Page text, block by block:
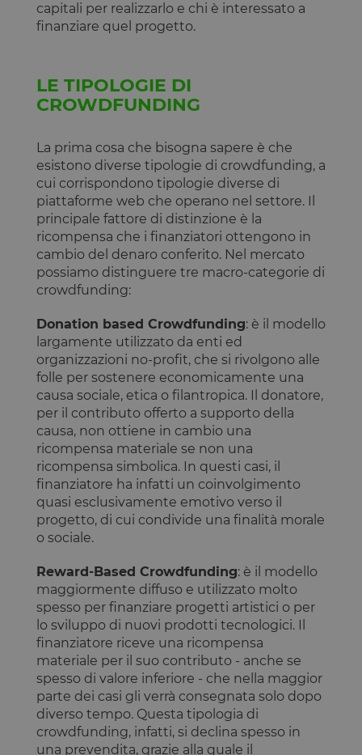
capitali per realizzarlo e chi è interessato a
finanziare quel progetto.
LE TIPOLOGIE DI
CROWDFUNDING
La prima cosa che bisogna sapere è che
esistono diverse tipologie di crowdfunding, a
cui corrispondono tipologie diverse di
piattaforme web che operano nel settore. Il
principale fattore di distinzione è la
ricompensa che i finanziatori ottengono in
cambio del denaro conferito. Nel mercato
possiamo distinguere tre macro-categorie di
crowdfunding:
Donation based Crowdfunding: è il modello
largamente utilizzato da enti ed
organizzazioni no-profit, che si rivolgono alle
folle per sostenere economicamente una
causa sociale, etica o filantropica. Il donatore,
per il contributo offerto a supporto della
causa, non ottiene in cambio una
ricompensa materiale se non una
ricompensa simbolica. In questi casi, il
finanziatore ha infatti un coinvolgimento
quasi esclusivamente emotivo verso il
progetto, di cui condivide una finalità morale
o sociale.
Reward-Based Crowdfunding: è il modello
maggiormente diffuso e utilizzato molto
spesso per finanziare progetti artistici o per
lo sviluppo di nuovi prodotti tecnologici. Il
finanziatore riceve una ricompensa
materiale per il suo contributo - anche se
spesso di valore inferiore - che nella maggior
parte dei casi gli verrà consegnata solo dopo
diverso tempo. Questa tipologia di
crowdfunding, infatti, si declina spesso in
una prevendita, grazie alla quale il